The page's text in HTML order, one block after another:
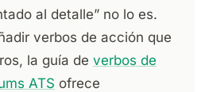
al detalle” no lo es.
verbos de acción que
la guía de verbos de
ATS ofrece